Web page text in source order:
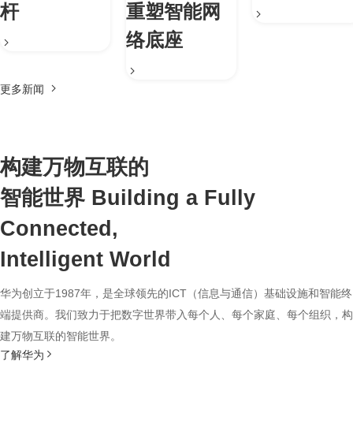
杆
重塑智能网
络底座
更多新闻
构建万物互联的
智能世界 Building a Fully
Connected,
Intelligent World
华为创立于1987年，是全球领先的ICT（信息与通信）基础设施和智能终
端提供商。我们致力于把数字世界带入每个人、每个家庭、每个组织，构
建万物互联的智能世界。
了解华为